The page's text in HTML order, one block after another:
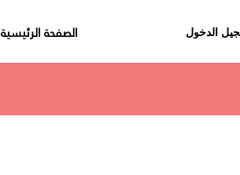
الصفحة الرئيسية الدخول